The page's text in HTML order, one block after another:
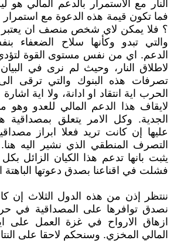
النار مع الاستمرار بالدعم المالي هو
فما تكون قيمة هذه الدعوة مع استمرار
؟ فلا يمكن لاي شخص منصف ان يعتبر
والتي تبدو وكأنها سلاح الضعفاء
الدعم. اي من نفس مستوى القوة
لاطلاق النار، وحيث لم نرى في
تصرفات هذه البنوك والتي ترقى
الحرب اية انتقاد او ادانة، ولا اية
لايقاف هذا الدعم المالي للعدو وهو
الجدية. وكل الامر يتعلق بمصداقية
عليها إن كانت تريد فعلا ابراز
التصرف المنطقي الذي نشير اليه
يثبت بانها تدعم هذا الكيان الزائل
فشلت في اقناعنا بصدق دعوتها الباهتة
ننتظر إذن من هذه الدول الثلاث إن
نصدق توافرها على المصداقية في
ازهاق الارواح في غزة العمل على
المالي المخزي. وسنحكم لاحقا على